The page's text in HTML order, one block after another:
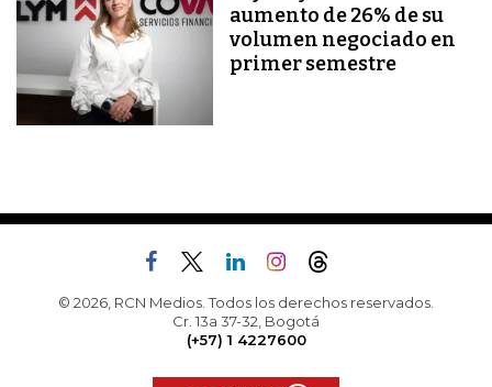
aumento de 26% de su
volumen negociado en
primer semestre
© 2026, RCN Medios. Todos los derechos reservados.
Cr. 13a 37-32, Bogotá
(+57) 1 4227600